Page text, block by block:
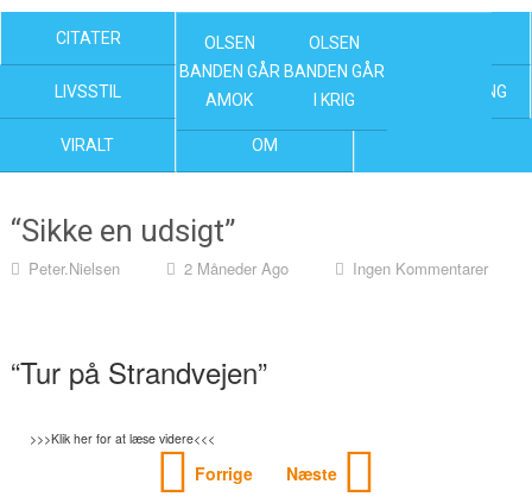
CITATER OLSEN BANDEN FILM
OLSEN
BANDEN GÅR
AMOK
OLSEN
BANDEN GÅR
I KRIG
LIVSSTIL NYHEDER UNDERHOLDNING
VIRALT OM
“Sikke en udsigt”
Peter.nielsen 2 Måneder Ago Ingen Kommentarer
“Tur på Strandvejen”
>>>Klik her for at læse videre<<<
Forrige Næste